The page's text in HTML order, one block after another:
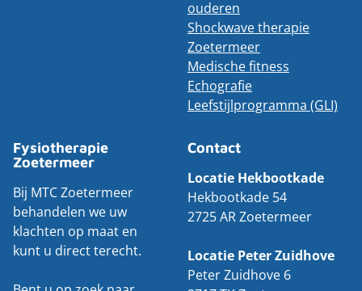
ouderen
Shockwave therapie
Zoetermeer
Medische fitness
Echografie
Leefstijlprogramma (GLI)
Fysiotherapie
Zoetermeer
Bij MTC Zoetermeer
behandelen we uw
klachten op maat en
kunt u direct terecht.
Contact
Locatie Hekbootkade
Hekbootkade 54
2725 AR Zoetermeer
Locatie Peter Zuidhove
Peter Zuidhove 6